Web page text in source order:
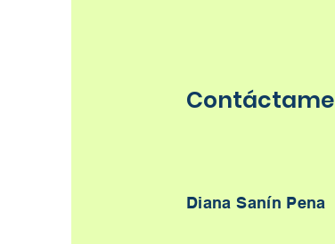
Contáctame
Diana Sanín Pena